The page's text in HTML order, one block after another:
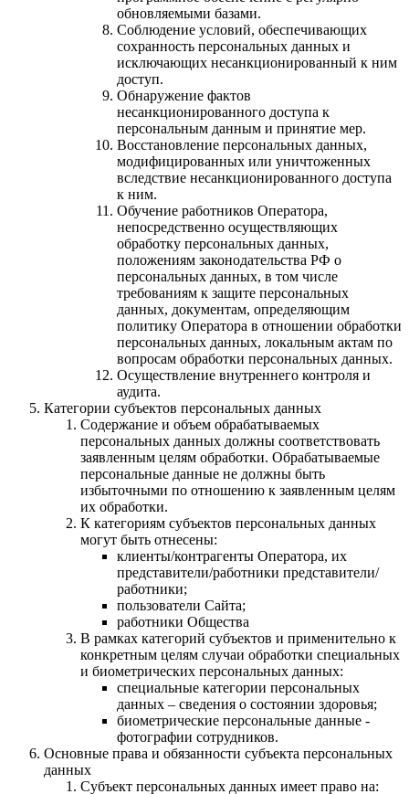
обновляемыми базами.
Соблюдение условий, обеспечивающих
сохранность персональных данных и
исключающих несанкционированный к ним
доступ.
Обнаружение фактов
несанкционированного доступа к
персональным данным и принятие мер.
Восстановление персональных данных,
модифицированных или уничтоженных
вследствие несанкционированного доступа
к ним.
Обучение работников Оператора,
непосредственно осуществляющих
обработку персональных данных,
положениям законодательства РФ о
персональных данных, в том числе
требованиям к защите персональных
данных, документам, определяющим
политику Оператора в отношении обработки
персональных данных, локальным актам по
вопросам обработки персональных данных.
Осуществление внутреннего контроля и
аудита.
Категории субъектов персональных данных
Содержание и объем обрабатываемых
персональных данных должны соответствовать
заявленным целям обработки. Обрабатываемые
персональные данные не должны быть
избыточными по отношению к заявленным целям
их обработки.
К категориям субъектов персональных данных
могут быть отнесены:
клиенты/контрагенты Оператора, их
представители/работники представители/
работники;
пользователи Сайта;
работники Общества
В рамках категорий субъектов и применительно к
конкретным целям случаи обработки специальных
и биометрических персональных данных:
специальные категории персональных
данных – сведения о состоянии здоровья;
биометрические персональные данные -
фотографии сотрудников.
Основные права и обязанности субъекта персональных
данных
Субъект персональных данных имеет право на: